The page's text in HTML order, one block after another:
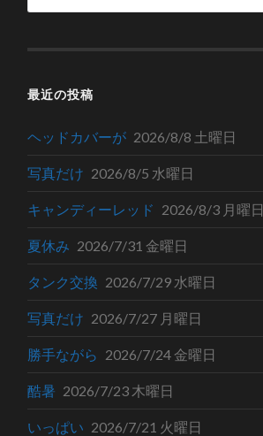
最近の投稿
ヘッドカバーが 2026/8/8 土曜日
写真だけ 2026/8/5 水曜日
キャンディーレッド 2026/8/3 月曜日
夏休み 2026/7/31 金曜日
タンク交換 2026/7/29 水曜日
写真だけ 2026/7/27 月曜日
勝手ながら 2026/7/24 金曜日
酷暑 2026/7/23 木曜日
いっぱい 2026/7/21 火曜日